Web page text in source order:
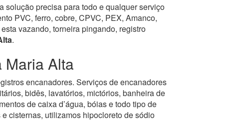
solução precisa para todo e qualquer serviço
PVC, ferro, cobre, CPVC, PEX, Amanco,
vazando, torneira pingando, registro
.
Maria Alta
encanadores. Serviços de encanadores
bidês, lavatórios, mictórios, banheira de
de caixa d’água, bóias e todo tipo de
cisternas, utilizamos hipocloreto de sódio